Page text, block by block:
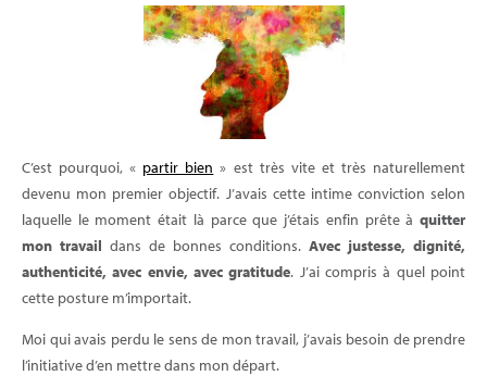
C’est pourquoi, « partir bien » est très vite et très naturellement
devenu mon premier objectif. J’avais cette intime conviction selon
laquelle le moment était là parce que j’étais enfin prête à quitter
mon travail dans de bonnes conditions. Avec justesse, dignité,
authenticité, avec envie, avec gratitude. J’ai compris à quel point
cette posture m’importait.
Moi qui avais perdu le sens de mon travail, j’avais besoin de prendre
l’initiative d’en mettre dans mon départ.